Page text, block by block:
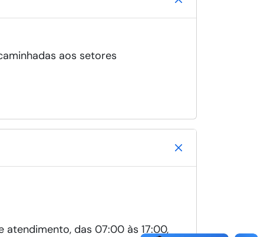
aos setores
das 07:00 às 17:00,